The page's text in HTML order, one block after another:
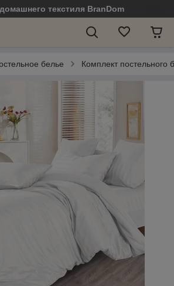
текстиля BranDom
белье Комплект постельного